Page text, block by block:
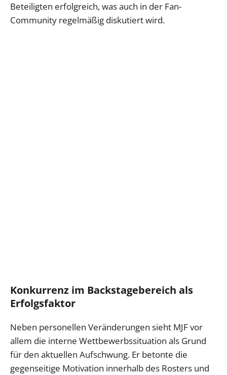
Beteiligten erfolgreich, was auch in der Fan-
Community regelmäßig diskutiert wird.
Konkurrenz im Backstagebereich als
Erfolgsfaktor
Neben personellen Veränderungen sieht MJF vor
allem die interne Wettbewerbssituation als Grund
für den aktuellen Aufschwung. Er betonte die
gegenseitige Motivation innerhalb des Rosters und